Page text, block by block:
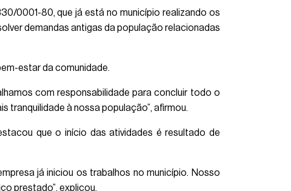
0001-80, que já está no município realizando os
demandas antigas da população relacionadas
estar da comunidade.
com responsabilidade para concluir todo o
tranquilidade à nossa população”, afirmou.
que o início das atividades é resultado de
já iniciou os trabalhos no município. Nosso
prestado”, explicou.